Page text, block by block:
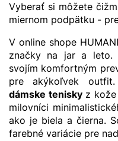
Vyberať si môžete
miernom podpätku -
V online shope
značky na jar a leto.
svojím komfortným
pre akýkoľvek
dámske teniskyz kože
milovníci
ako je biela a čierna.
farebné variácie pre